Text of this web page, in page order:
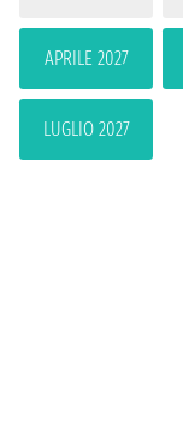
APRILE 2027
LUGLIO 2027